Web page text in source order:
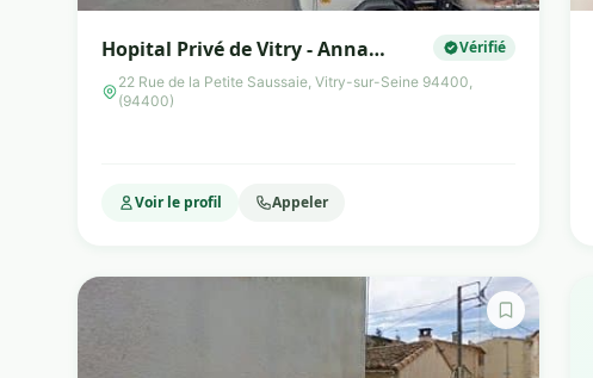
Hopital Privé de Vitry - Anna
BENICHOU - Diététicienne
Vérifié
22 Rue de la Petite Saussaie, Vitry-sur-Seine 94400,
(94400)
Voir le profil Appeler